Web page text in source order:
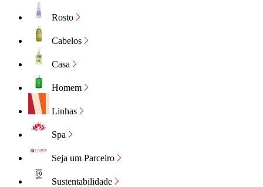
Rosto
Cabelos
Casa
Homem
Linhas
Spa
Seja um Parceiro
Sustentabilidade